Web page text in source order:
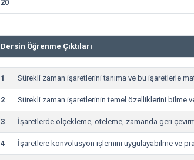
20
Dersin Öğrenme Çıktıları
1 Sürekli zaman işaretlerini tanıma ve bu işaretlerle
2 Sürekli zaman işaretlerinin temel özelliklerini bilme
3 İşaretlerde ölçekleme, öteleme, zamanda geri
4 İşaretlere konvolüsyon işlemini uygulayabilme ve